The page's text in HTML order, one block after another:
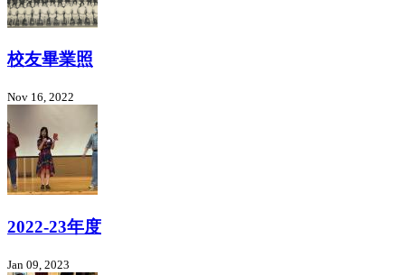
校友畢業照
Nov 16, 2022
2022-23年度
Jan 09, 2023